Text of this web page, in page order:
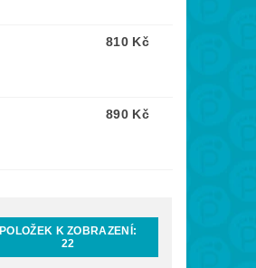
810 Kč
890 Kč
POLOŽEK K ZOBRAZENÍ:
22